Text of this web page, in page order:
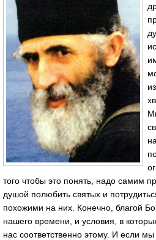
того чтобы это понять, надо самим
душой полюбить святых и
похожими на них. Конечно, благой
нашего времени, и условия, в
нас соответственно этому. И если